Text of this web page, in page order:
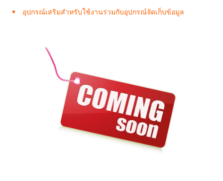
อุปกรณ์เสริมสำหรับใช้งานร่วมกับอุปกรณ์จัดเก็บข้อมูล